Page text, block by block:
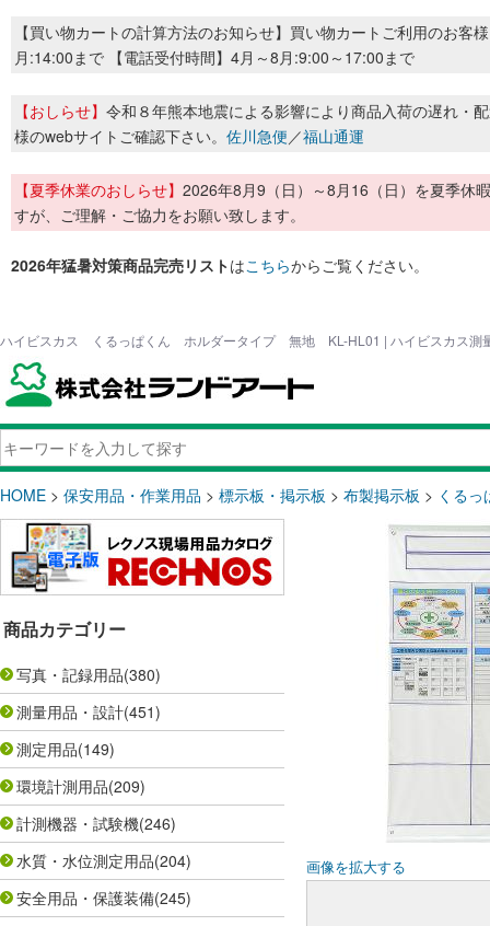
【買い物カートの計算方法のお知らせ】買い物カートご利用のお客
月:14:00まで 【電話受付時間】4月～8月:9:00～17:00まで
【おしらせ】 令和８年熊本地震による影響により商品入荷の遅れ・
様のwebサイトご確認下さい。 佐川急便／福山通運
【夏季休業のおしらせ】 2026年8月9（日）～8月16（日）を夏季休
すが、ご理解・ご協力をお願い致します。
2026年猛暑対策商品完売リストはこちらからご覧ください。
ハイビスカス くるっぱくん ホルダータイプ 無地 KL-HL01 | ハイビスカス測
HOME > 保安用品・作業用品 > 標示板・掲示板 > 布製掲示板 > くるっ
商品カテゴリー
写真・記録用品(380)
測量用品・設計(451)
測定用品(149)
環境計測用品(209)
計測機器・試験機(246)
水質・水位測定用品(204)
安全用品・保護装備(245)
画像を拡大する